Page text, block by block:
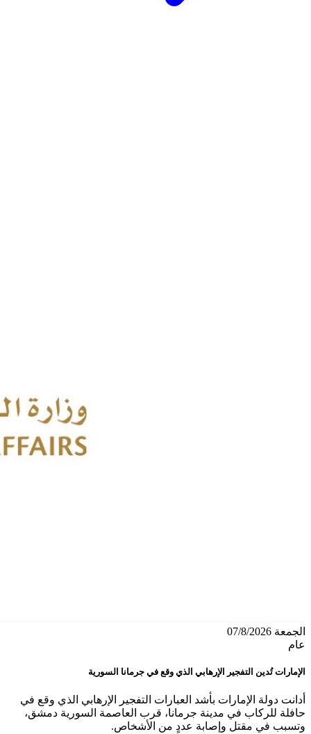
الجمعة 07/8/2026
عام
الإمارات تُدين التفجير الإرهابي الذي وقع في جرمانا السورية
أدانت دولة الإمارات بأشد العبارات التفجير الإرهابي الذي وقع في
حافلة للركاب في مدينة جرمانا، قرب العاصمة السورية دمشق،
وتسبب في مقتل وإصابة عددٍ من الأشخاص.